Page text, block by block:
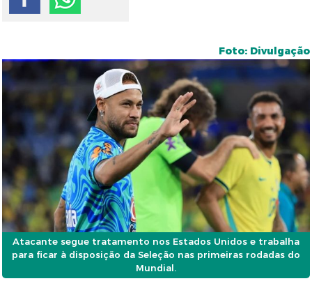
Foto: Divulgação
Atacante segue tratamento nos Estados Unidos e trabalha
para ficar à disposição da Seleção nas primeiras rodadas do
Mundial.